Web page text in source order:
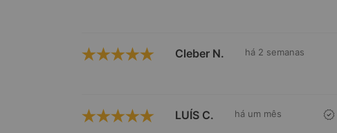
Cleber N. há 2 semanas
LUÍS C. há um mês